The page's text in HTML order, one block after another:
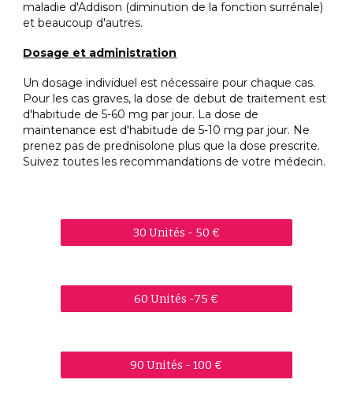
maladie d'Addison (diminution de la fonction surrénale)
et beaucoup d'autres.
Dosage et administration
Un dosage individuel est nécessaire pour chaque cas.
Pour les cas graves, la dose de debut de traitement est
d'habitude de 5-60 mg par jour. La dose de
maintenance est d'habitude de 5-10 mg par jour. Ne
prenez pas de prednisolone plus que la dose prescrite.
Suivez toutes les recommandations de votre médecin.
30 Unités - 50 €
60 Unités -75 €
90 Unités - 100 €